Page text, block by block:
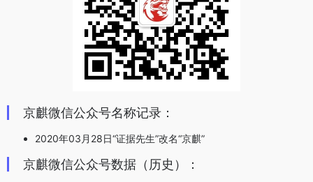
京麒微信公众号名称记录：
2020年03月28日“证据先生”改名“京麒”
京麒微信公众号数据（历史）：